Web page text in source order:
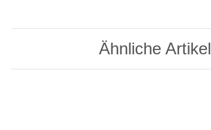
Ähnliche Artikel